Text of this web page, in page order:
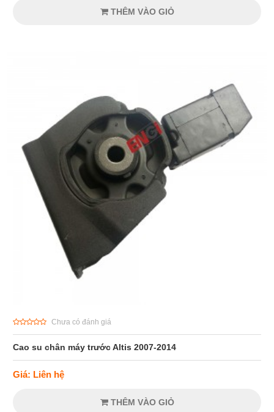
THÊM VÀO GIỎ
Chưa có đánh giá
Cao su chân máy trước Altis 2007-2014
Giá: Liên hệ
THÊM VÀO GIỎ